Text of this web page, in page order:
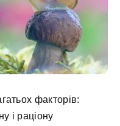
факторів:
і раціону